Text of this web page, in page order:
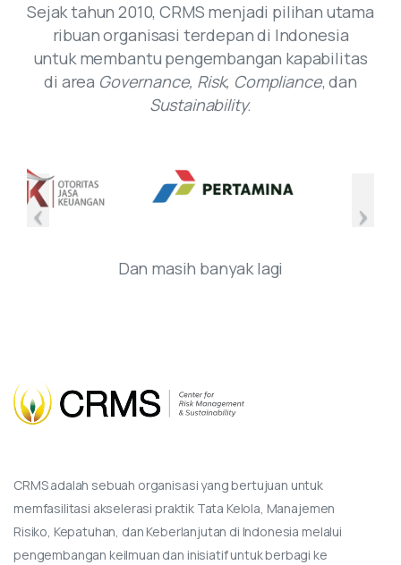
Sejak tahun 2010, CRMS menjadi pilihan utama
ribuan organisasi terdepan di Indonesia
untuk membantu pengembangan kapabilitas
di area Governance, Risk, Compliance, dan
Sustainability.
Dan masih banyak lagi
CRMS adalah sebuah organisasi yang bertujuan untuk
memfasilitasi akselerasi praktik Tata Kelola, Manajemen
Risiko, Kepatuhan, dan Keberlanjutan di Indonesia melalui
pengembangan keilmuan dan inisiatif untuk berbagi ke